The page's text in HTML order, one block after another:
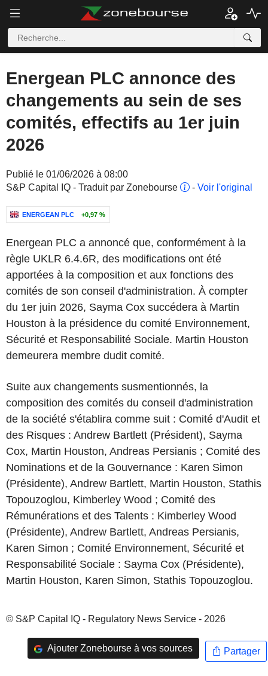
Energean PLC annonce des
changements au sein de ses
comités, effectifs au 1er juin
2026
Publié le 01/06/2026 à 08:00
S&P Capital IQ - Traduit par Zonebourse
- Voir l'original
ENERGEAN PLC +0,97 %
Energean PLC a annoncé que, conformément à la
règle UKLR 6.4.6R, des modifications ont été
apportées à la composition et aux fonctions des
comités de son conseil d'administration. À compter
du 1er juin 2026, Sayma Cox succédera à Martin
Houston à la présidence du comité Environnement,
Sécurité et Responsabilité Sociale. Martin Houston
demeurera membre dudit comité.
Suite aux changements susmentionnés, la
composition des comités du conseil d'administration
de la société s'établira comme suit : Comité d'Audit et
des Risques : Andrew Bartlett (Président), Sayma
Cox, Martin Houston, Andreas Persianis ; Comité des
Nominations et de la Gouvernance : Karen Simon
(Présidente), Andrew Bartlett, Martin Houston, Stathis
Topouzoglou, Kimberley Wood ; Comité des
Rémunérations et des Talents : Kimberley Wood
(Présidente), Andrew Bartlett, Andreas Persianis,
Karen Simon ; Comité Environnement, Sécurité et
Responsabilité Sociale : Sayma Cox (Présidente),
Martin Houston, Karen Simon, Stathis Topouzoglou.
© S&P Capital IQ - Regulatory News Service - 2026
Ajouter Zonebourse à vos sources Partager